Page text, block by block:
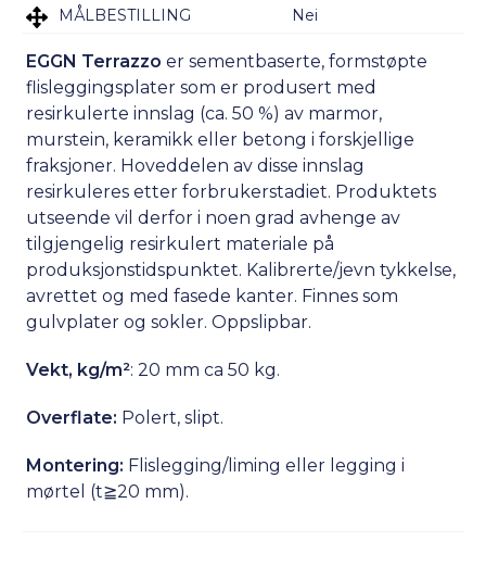
MÅLBESTILLING
Nei
EGGN Terrazzo er sementbaserte, formstøpte
flisleggingsplater som er produsert med
resirkulerte innslag (ca. 50 %) av marmor,
murstein, keramikk eller betong i forskjellige
fraksjoner. Hoveddelen av disse innslag
resirkuleres etter forbrukerstadiet. Produktets
utseende vil derfor i noen grad avhenge av
tilgjengelig resirkulert materiale på
produksjonstidspunktet. Kalibrerte/jevn tykkelse,
avrettet og med fasede kanter. Finnes som
gulvplater og sokler. Oppslipbar.
Vekt, kg/m²: 20 mm ca 50 kg.
Overflate: Polert, slipt.
Montering: Flislegging/liming eller legging i
mørtel (t≧20 mm).